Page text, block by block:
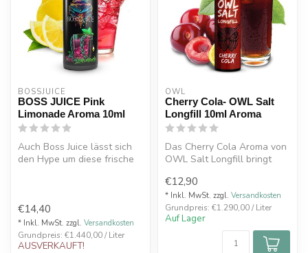
BOSSJUICE
BOSS JUICE Pink
Limonade Aroma 10ml
Auch Boss Juice lässt sich
den Hype um diese frische
€14,40
* Inkl. MwSt. zzgl. Versandkosten
Grundpreis: €1.440,00 / Liter
AUSVERKAUFT!
OWL
Cherry Cola- OWL Salt
Longfill 10ml Aroma
Das Cherry Cola Aroma von
OWL Salt Longfill bringt
von...
€12,90
* Inkl. MwSt. zzgl. Versandkosten
Grundpreis: €1.290,00 / Liter
Auf Lager